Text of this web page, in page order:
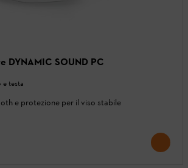
DYNAMIC SOUND PC
e testa
e protezione per il viso stabile